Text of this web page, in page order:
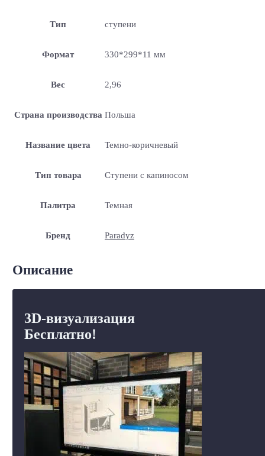
Тип ступени
Формат 330*299*11 мм
Вес 2,96
Страна производства Польша
Название цвета Темно-коричневый
Тип товара Ступени с капиносом
Палитра Темная
Бренд Paradyz
Описание
3D-визуализация
Бесплатно!